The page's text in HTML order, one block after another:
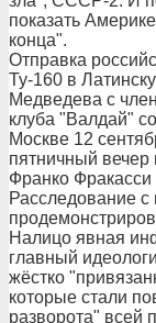
показать
конца".
Отправка
Ту-160 в
Медведева с
клуба "Валдай"
Москве 12
пятничный
Франко Фракасси
Расследование
Налицо явная
главный
жёстко
которые стали
разворота" всей